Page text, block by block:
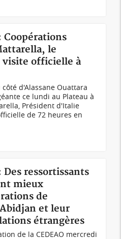
le
officielle à
d'Alassane Ouattara
ce lundi au Plateau à
Président d'Italie
de 72 heures en
ressortissants
mieux
de
et leur
étrangères
de la CEDEAO mercredi